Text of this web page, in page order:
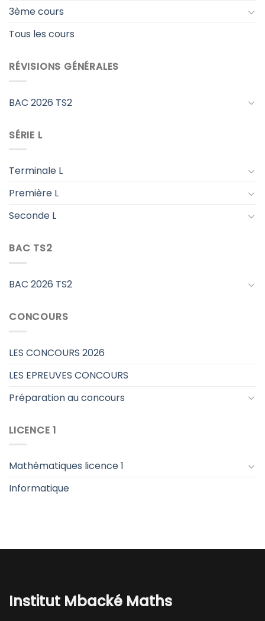
3ème cours
Tous les cours
RÉVISIONS GÉNÉRALES
BAC 2026 TS2
SÉRIE L
Terminale L
Première L
Seconde L
BAC TS2
BAC 2026 TS2
CONCOURS
LES CONCOURS 2026
LES EPREUVES CONCOURS
Préparation au concours
LICENCE 1
Mathématiques licence 1
Informatique
Institut Mbacké Maths